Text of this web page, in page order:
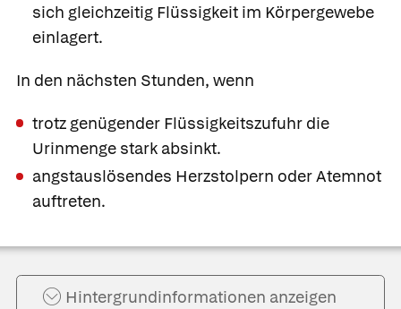
sich gleichzeitig Flüssigkeit im Körpergewebe
einlagert.
In den nächsten Stunden, wenn
trotz genügender Flüssigkeitszufuhr die
Urinmenge stark absinkt.
angstauslösendes Herzstolpern oder Atemnot
auftreten.
Hintergrund­informationen anzeigen